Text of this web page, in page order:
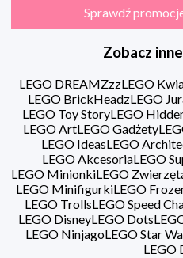
Sprawdź
Zobacz
LEGO DREAMZzzLEGO
LEGO BrickHeadzLEGO
LEGO Toy StoryLEGO
LEGO ArtLEGO Gadżety
LEGO IdeasLEGO
LEGO AkcesoriaLEGO
LEGO MinionkiLEGO
LEGO MinifigurkiLEGO
LEGO TrollsLEGO Speed
LEGO DisneyLEGO Dots
LEGO NinjagoLEGO Star
LEGO